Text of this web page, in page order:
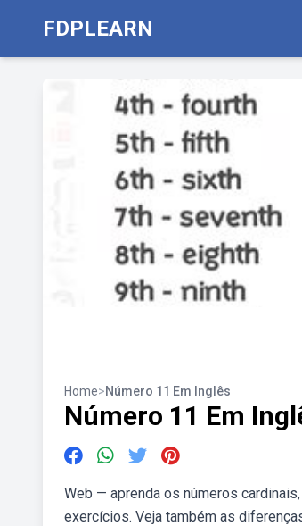
FDPLEARN
Home>Número 11 Em Inglês
Número 11 Em
Web — aprenda os números
exercícios. Veja também as